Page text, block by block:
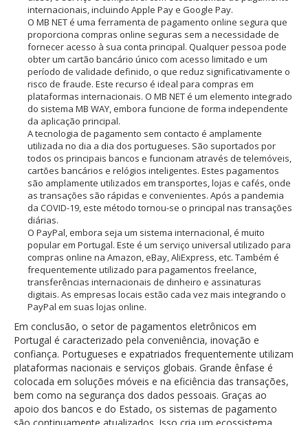
internacionais, incluindo Apple Pay e Google Pay.
O MB NET é uma ferramenta de pagamento online segura que
proporciona compras online seguras sem a necessidade de
fornecer acesso à sua conta principal. Qualquer pessoa pode
obter um cartão bancário único com acesso limitado e um
período de validade definido, o que reduz significativamente o
risco de fraude. Este recurso é ideal para compras em
plataformas internacionais. O MB NET é um elemento integrado
do sistema MB WAY, embora funcione de forma independente
da aplicação principal.
A tecnologia de pagamento sem contacto é amplamente
utilizada no dia a dia dos portugueses. São suportados por
todos os principais bancos e funcionam através de telemóveis,
cartões bancários e relógios inteligentes. Estes pagamentos
são amplamente utilizados em transportes, lojas e cafés, onde
as transações são rápidas e convenientes. Após a pandemia
da COVID-19, este método tornou-se o principal nas transações
diárias.
O PayPal, embora seja um sistema internacional, é muito
popular em Portugal. Este é um serviço universal utilizado para
compras online na Amazon, eBay, AliExpress, etc. Também é
frequentemente utilizado para pagamentos freelance,
transferências internacionais de dinheiro e assinaturas
digitais. As empresas locais estão cada vez mais integrando o
PayPal em suas lojas online.
Em conclusão, o setor de pagamentos eletrônicos em
Portugal é caracterizado pela conveniência, inovação e
confiança. Portugueses e expatriados frequentemente utilizam
plataformas nacionais e serviços globais. Grande ênfase é
colocada em soluções móveis e na eficiência das transações,
bem como na segurança dos dados pessoais. Graças ao
apoio dos bancos e do Estado, os sistemas de pagamento